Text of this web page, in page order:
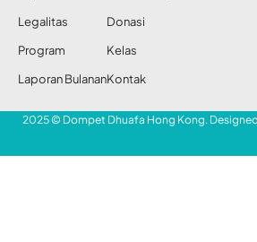
30 Jan 2012
42 Views
Share